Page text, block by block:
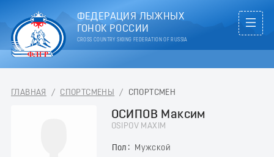
ФЕДЕРАЦИЯ ЛЫЖНЫХ
ГОНОК РОССИИ
CROSS COUNTRY SKIING FEDERATION OF RUSSIA
ГЛАВНАЯ / СПОРТСМЕНЫ / СПОРТСМЕН
ОСИПОВ Максим
OSIPOV MAXIM
Пол
Мужской